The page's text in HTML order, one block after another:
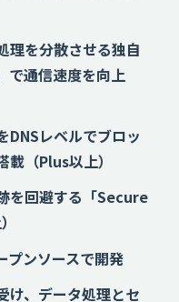
理を分散させる独自
通信速度を向上
DNSレベルでブロッ
載 （Plus以上）
を回避する「Secure
プンソースで開発
け、データ処理とセ